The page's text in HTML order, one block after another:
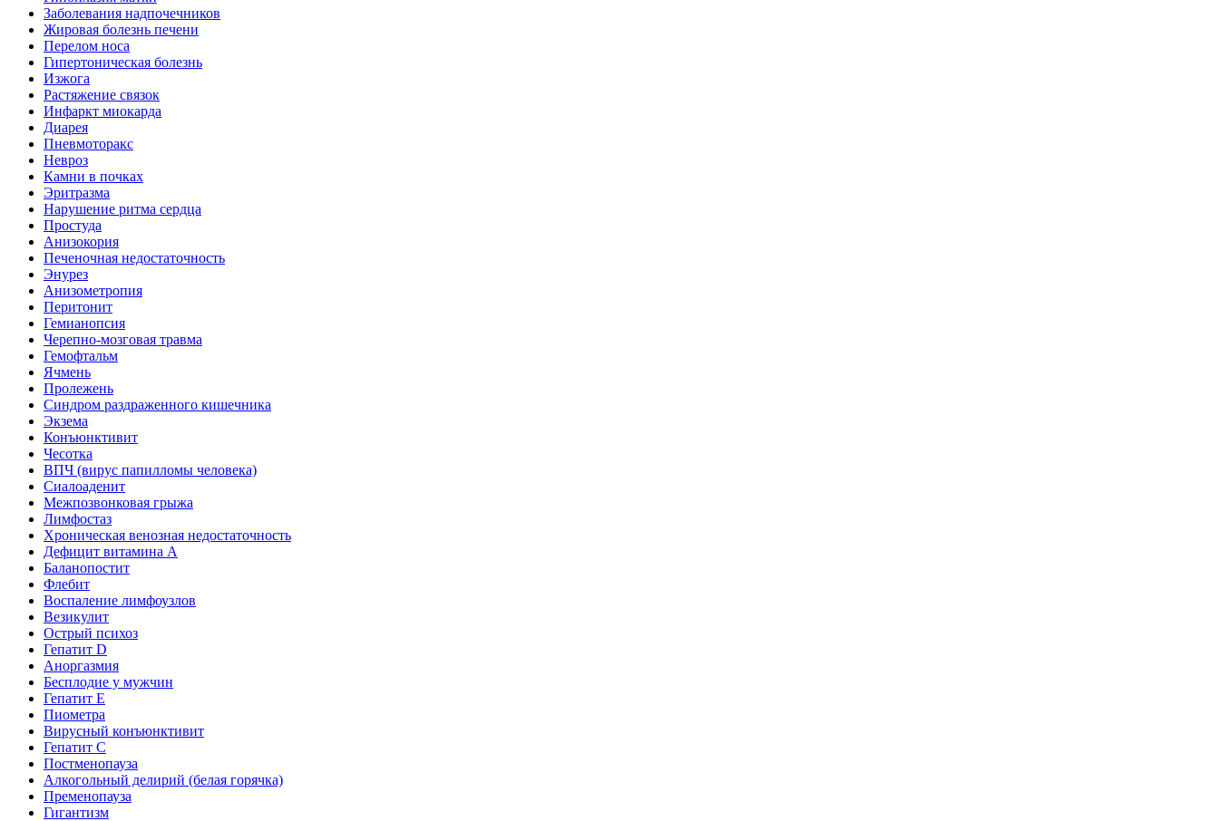
Заболевания надпочечников
Жировая болезнь печени
Перелом носа
Гипертоническая болезнь
Изжога
Растяжение связок
Инфаркт миокарда
Диарея
Пневмоторакс
Невроз
Камни в почках
Эритразма
Нарушение ритма сердца
Простуда
Анизокория
Печеночная недостаточность
Энурез
Анизометропия
Перитонит
Гемианопсия
Черепно-мозговая травма
Гемофтальм
Ячмень
Пролежень
Синдром раздраженного кишечника
Экзема
Конъюнктивит
Чесотка
ВПЧ (вирус папилломы человека)
Сиалоаденит
Межпозвонковая грыжа
Лимфостаз
Хроническая венозная недостаточность
Дефицит витамина А
Баланопостит
Флебит
Воспаление лимфоузлов
Везикулит
Острый психоз
Гепатит D
Аноргазмия
Бесплодие у мужчин
Гепатит E
Пиометра
Вирусный конъюнктивит
Гепатит C
Постменопауза
Алкогольный делирий (белая горячка)
Пременопауза
Гигантизм